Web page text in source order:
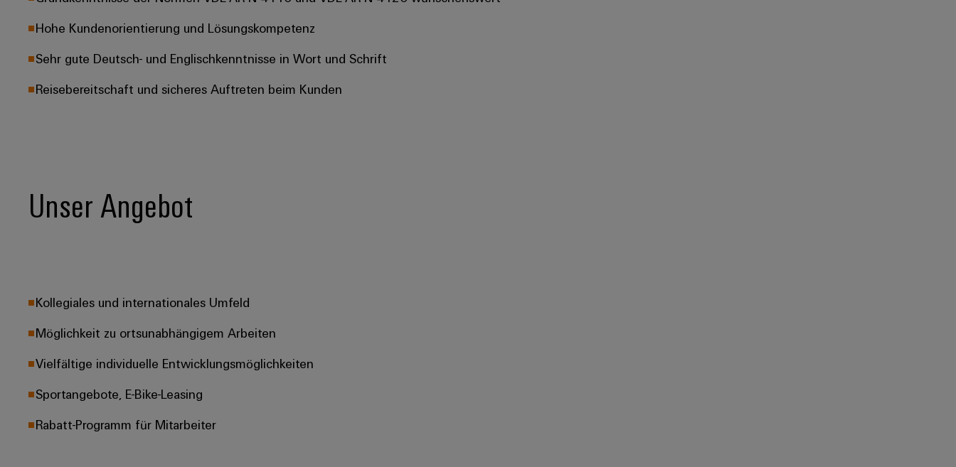
Hohe Kundenorientierung und Lösungskompetenz
Sehr gute Deutsch- und Englischkenntnisse in Wort und Schrift
Reisebereitschaft und sicheres Auftreten beim Kunden
Unser Angebot
Kollegiales und internationales Umfeld
Möglichkeit zu ortsunabhängigem Arbeiten
Vielfältige individuelle Entwicklungsmöglichkeiten
Sportangebote, E-Bike-Leasing
Rabatt-Programm für Mitarbeiter